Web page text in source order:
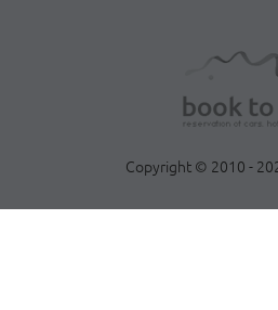
Copyright © 2010 -